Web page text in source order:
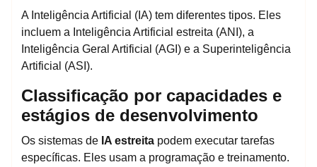
A Inteligência Artificial (IA) tem diferentes tipos. Eles
incluem a Inteligência Artificial estreita (ANI), a
Inteligência Geral Artificial (AGI) e a Superinteligência
Artificial (ASI).
Classificação por capacidades e
estágios de desenvolvimento
Os sistemas de IA estreita podem executar tarefas
específicas. Eles usam a programação e treinamento.